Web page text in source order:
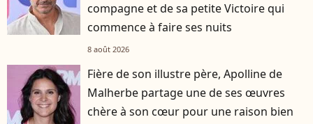
compagne et de sa petite Victoire qui
commence à faire ses nuits
8 août 2026
Fière de son illustre père, Apolline de
Malherbe partage une de ses œuvres
chère à son cœur pour une raison bien